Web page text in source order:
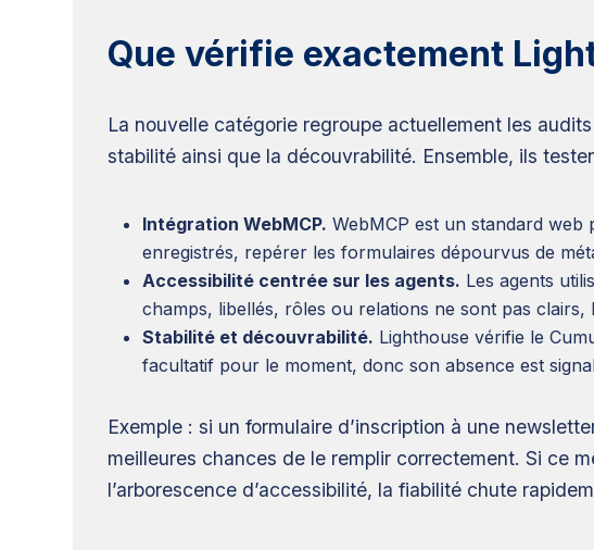
Que vérifie exactement
La nouvelle catégorie regroupe actuellement les
stabilité ainsi que la découvrabilité. Ensemble, ils
Intégration WebMCP. WebMCP est un standard
enregistrés, repérer les formulaires dépourvus de
Accessibilité centrée sur les agents. Les agents
champs, libellés, rôles ou relations ne sont pas
Stabilité et découvrabilité. Lighthouse vérifie le
facultatif pour le moment, donc son absence est
Exemple : si un formulaire d’inscription à une
meilleures chances de le remplir correctement. Si ce
l’arborescence d’accessibilité, la fiabilité chute